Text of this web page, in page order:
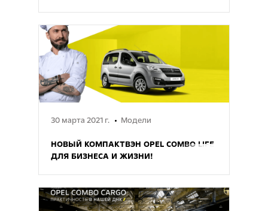
30 марта 2021 г. Модели
НОВЫЙ КОМПАКТВЭН OPEL COMBO LIFE
ДЛЯ БИЗНЕСА И ЖИЗНИ!